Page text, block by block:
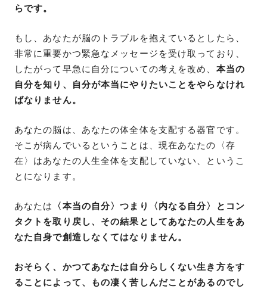
らです。
もし、あなたが脳のトラブルを抱えているとしたら、
非常に重要かつ緊急なメッセージを受け取っており、
したがって早急に自分についての考えを改め、 本当の
自分を知り、自分が本当にやりたいことをやらなけれ
ばなりません。
あなたの脳は、あなたの体全体を支配する器官です。
そこが病んでいるということは、現在あなたの〈存
在〉はあなたの人生全体を支配していない、というこ
とになります。
あなたは
〈本当の自分〉つまり〈内なる自分〉とコン
タクトを取り戻し、その結果としてあなたの人生をあ
なた自身で創造しなくてはなりません。
おそらく、かつてあなたは自分らしくない生き方をす
ることによって、もの凄く苦しんだことがあるのでし